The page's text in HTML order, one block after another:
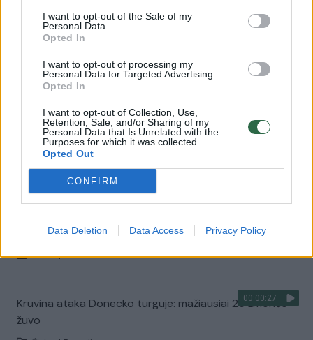
I want to opt-out of the Sale of my
Personal Data.
Opted In
I want to opt-out of processing my
Personal Data for Targeted Advertising.
Opted In
I want to opt-out of Collection, Use,
Retention, Sale, and/or Sharing of my
Personal Data that Is Unrelated with the
Purposes for which it was collected.
Opted Out
CONFIRM
Data Deletion Data Access Privacy Policy
00:03:08
Belgorode tęsiasi raketų antplūdis: dėl apšaudymų iš
D. Medvedevo lūpų skamba grasinimai
Žinios | Pasaulis
Įtampa Artimuosiuose Rytuose auga tarsi ant mielių:
JAV ir britai smogė dešimtims hučių taikinių Jemene
Žinios | Pasaulis
nukentėjusieji
Žinios | Pasaulis
00:00:27
Kruvina ataka Donecko turguje: mažiausiai 25 žmonės
žuvo